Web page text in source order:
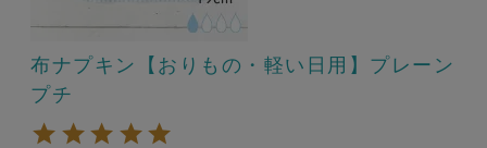
布ナプキン【おりもの・軽い日用】プレーン
プチ